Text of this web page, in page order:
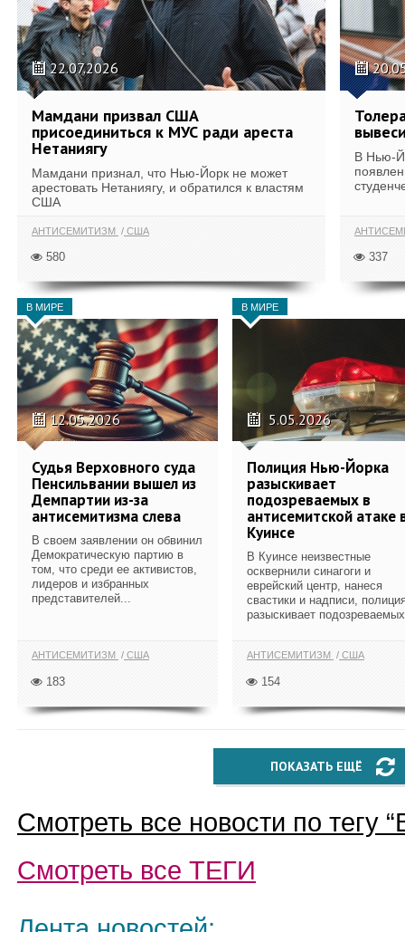
22.07.2026
Мамдани призвал США
присоединиться к МУС ради ареста
Нетаниягу
Мамдани признал, что Нью-Йорк не может
арестовать Нетаниягу, и обратился к властям
США
АНТИСЕМИТИЗМ США
580
В Нью-
337
В МИРЕ
12.05.2026
Судья Верховного суда
Пенсильвании вышел из
Демпартии из-за
антисемитизма слева
В своем заявлении он обвинил
Демократическую партию в
том, что среди ее активистов,
лидеров и избранных
представителей...
АНТИСЕМИТИЗМ США
183
В МИРЕ
5.05.2026
Полиция Нью-Йорка
разыскивает
подозреваемых в
антисемитской атаке
Куинсе
В Куинсе неизвестные
осквернили синагоги и
еврейский центр, нанеся
свастики и надписи,
разыскивает
АНТИСЕМИТИЗМ США
154
ПОКАЗАТЬ ЕЩЁ
Смотреть все новости по тегу “
Смотреть все ТЕГИ